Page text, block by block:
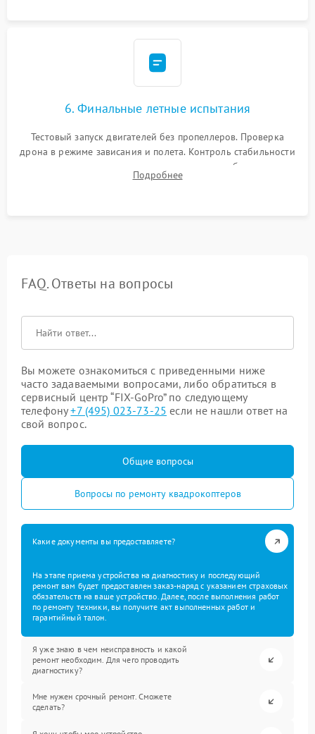
6. Финальные летные испытания
Тестовый запуск двигателей без пропеллеров. Проверка
дрона в режиме зависания и полета. Контроль стабильности
удержания точки, качества передачи видео, работы системы
возврата домой (RTH) и дальности радиосвязи.
Подробнее
FAQ. Ответы на вопросы
Вы можете ознакомиться с приведенными ниже
часто задаваемыми вопросами, либо обратиться в
сервисный центр “FIX-GoPro” по следующему
телефону+7 (495) 023-73-25 если не нашли ответ на
свой вопрос.
Общие вопросы
Вопросы по ремонту квадрокоптеров
Какие документы вы предоставляете?
На этапе приема устройства на диагностику и последующий
ремонт вам будет предоставлен заказ-наряд с указанием страховых
обязательств на ваше устройство. Далее, после выполнения работ
по ремонту техники, вы получите акт выполненных работ и
гарантийный талон.
Я уже знаю в чем неисправность и какой
ремонт необходим. Для чего проводить
диагностику?
Мне нужен срочный ремонт. Сможете
сделать?